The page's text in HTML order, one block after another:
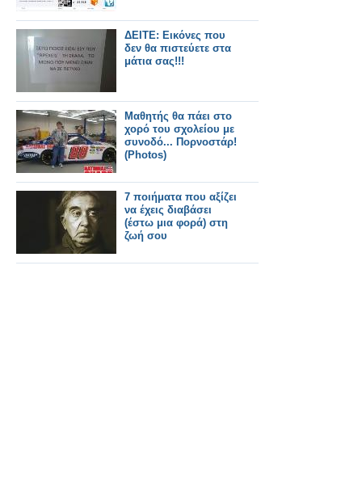
ΔΕΙΤΕ: Εικόνες που
δεν θα πιστεύετε στα
μάτια σας!!!
Μαθητής θα πάει στο
χορό του σχολείου με
συνοδό... Πορνοστάρ!
(Photos)
7 ποιήματα που αξίζει
να έχεις διαβάσει
(έστω μια φορά) στη
ζωή σου